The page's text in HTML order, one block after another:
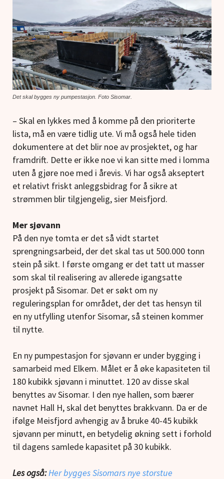
Det skal bygges ny pumpestasjon. Foto Sisomar.
– Skal en lykkes med å komme på den prioriterte
lista, må en være tidlig ute. Vi må også hele tiden
dokumentere at det blir noe av prosjektet, og har
framdrift. Dette er ikke noe vi kan sitte med i lomma
uten å gjøre noe med i årevis. Vi har også akseptert
et relativt friskt anleggsbidrag for å sikre at
strømmen blir tilgjengelig, sier Meisfjord.
Mer sjøvann
På den nye tomta er det så vidt startet
sprengningsarbeid, der det skal tas ut 500.000 tonn
stein på sikt. I første omgang er det tatt ut masser
som skal til realisering av allerede igangsatte
prosjekt på Sisomar. Det er søkt om ny
reguleringsplan for området, der det tas hensyn til
en ny utfylling utenfor Sisomar, så steinen kommer
til nytte.
En ny pumpestasjon for sjøvann er under bygging i
samarbeid med Elkem. Målet er å øke kapasiteten til
180 kubikk sjøvann i minuttet. 120 av disse skal
benyttes av Sisomar. I den nye hallen, som bærer
navnet Hall H, skal det benyttes brakkvann. Da er de
ifølge Meisfjord avhengig av å bruke 40-45 kubikk
sjøvann per minutt, en betydelig økning sett i forhold
til dagens samlede kapasitet på 30 kubikk.
Les også:Her byggesSisomars nye storstue